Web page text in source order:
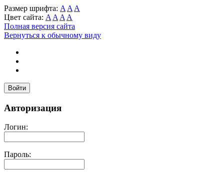
Размер шрифта: A A A
Цвет сайта: A A A A
Полная версия сайта
Вернуться к обычному виду
Войти
Авторизация
Логин:
Пароль: